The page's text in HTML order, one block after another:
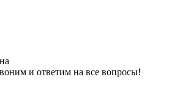
и ответим на все вопросы!